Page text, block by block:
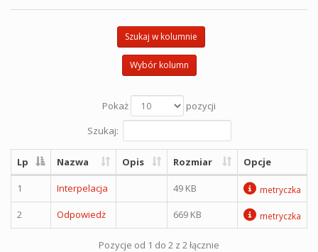
Szukaj w kolumnie
Wybór kolumn
Pokaż
pozycji
Szukaj:
Lp Nazwa Opis Rozmiar Opcje
1 Interpelacja 49 KB metryczka
2 Odpowiedż 669 KB metryczka
Pozycje od 1 do 2 z 2 łącznie